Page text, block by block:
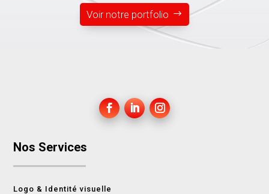
Voir notre portfolio
Nos Services
Logo & Identité visuelle